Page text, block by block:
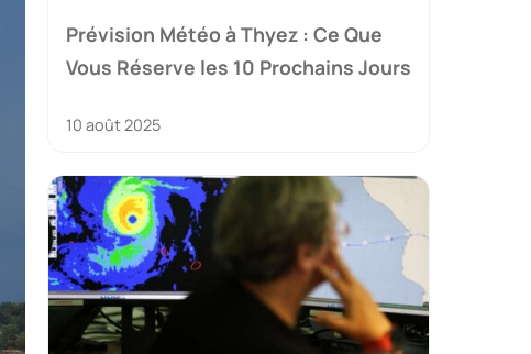
Prévision Météo à Thyez : Ce Que
Vous Réserve les 10 Prochains Jours
10 août 2025